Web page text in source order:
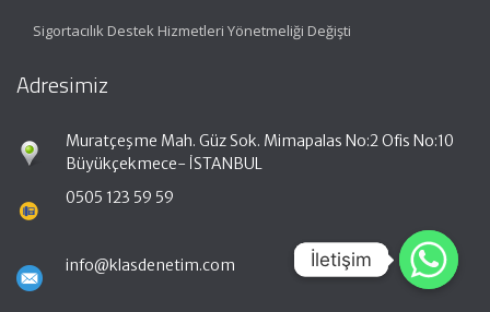
Sigortacılık Destek Hizmetleri Yönetmeliği Değişti
Adresimiz
Muratçeşme Mah. Güz Sok. Mimapalas No:2 Ofis No:10
Büyükçekmece- İSTANBUL
0505 123 59 59
info@klasdenetim.com İletişim
İletişim